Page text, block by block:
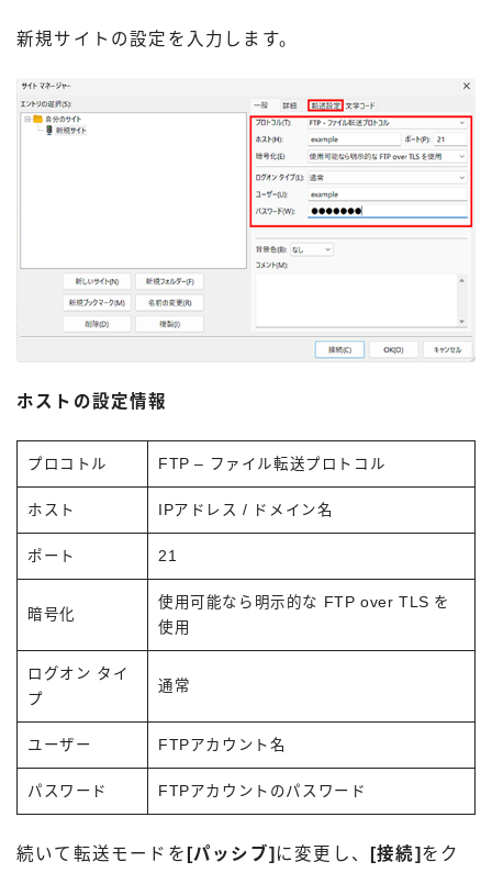
新規サイトの設定を入力します。
ホストの設定情報
プロコトル FTP – ファイル転送プロトコル
ホスト IPアドレス / ドメイン名
ポート 21
暗号化
使用可能なら明示的な FTP over TLS を
使用
ログオン タイ
プ
通常
ユーザー FTPアカウント名
パスワード FTPアカウントのパスワード
続いて転送モードを [パッシブ] に変更し、 [接続] をク